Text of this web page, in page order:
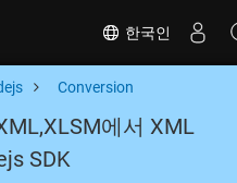
한국인
Conversion
에서 XML
SDK